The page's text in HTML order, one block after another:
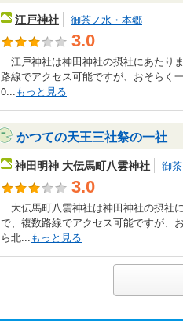
江戸神社 御茶ノ水・本郷
3.0
江戸神社は神田神社の摂社にあたり
路線でアクセス可能ですが、おそらく
0...もっと見る
かつての天王三社祭の一社
神田明神 大伝馬町八雲神社 御
3.0
大伝馬町八雲神社は神田神社の摂社
で、複数路線でアクセス可能ですが、
ら北...もっと見る